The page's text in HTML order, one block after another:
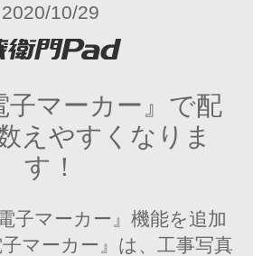
2020/10/29
子マーカー』で配
えやすくなりま
す！
子マーカー』機能を追加
マーカー』は、工事写真